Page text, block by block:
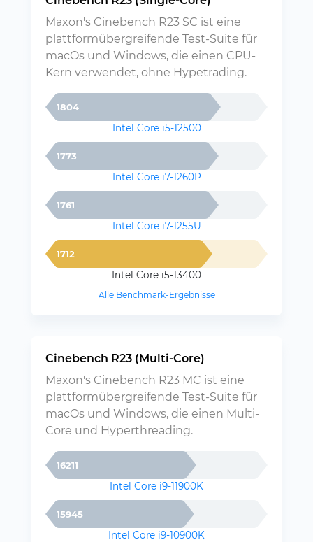
Maxon's Cinebench R23 SC ist eine
plattformübergreifende Test-Suite für
macOs und Windows, die einen CPU-
Kern verwendet, ohne Hypetrading.
1804
Intel Core i5-12500
1773
Intel Core i7-1260P
1761
Intel Core i7-1255U
1712
Intel Core i5-13400
Alle Benchmark-Ergebnisse
Cinebench R23 (Multi-Core)
Maxon's Cinebench R23 MC ist eine
plattformübergreifende Test-Suite für
macOs und Windows, die einen Multi-
Core und Hyperthreading.
16211
Intel Core i9-11900K
15945
Intel Core i9-10900K